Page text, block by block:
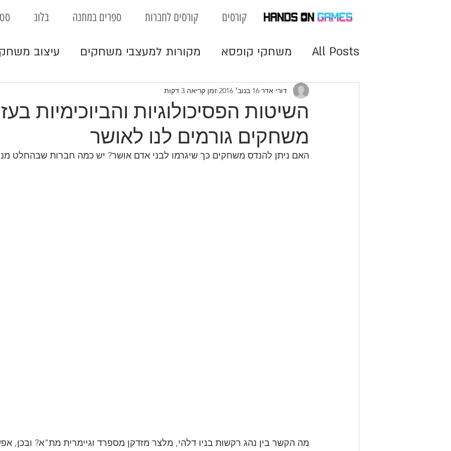
בלוג ספרים במתנה קורסים לחברות קורסים
All Posts משחקי קופסא מקורות למעצבי משחקים עיצוב
מנועי משחק משחקים וחינוך ביזנס
השיטות הפסיכולוגיות והביוכימיות
משחקים גורמים לנו לאושר
דורי אדר 16 בנוב׳ 2016 זמן קריאה 3 דקות
האם ניתן להנדס משחקים כך שיגרמו לבני אדם אושר? יש כמה חברות שבהחלט
מה הקשר בין נהג רקשות בניו דלהי, מלצר מזדקן מספרד וגיימרית מת"א? ובכן,